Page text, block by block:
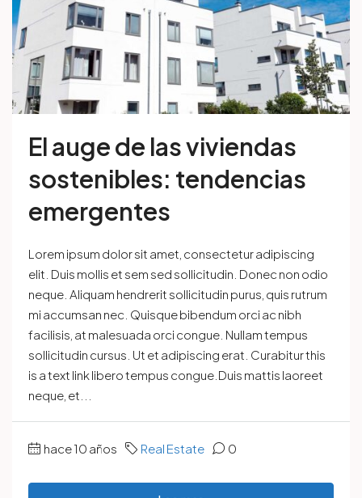
El auge de las viviendas
sostenibles: tendencias
emergentes
Lorem ipsum dolor sit amet, consectetur adipiscing
elit. Duis mollis et sem sed sollicitudin. Donec non odio
neque. Aliquam hendrerit sollicitudin purus, quis rutrum
mi accumsan nec. Quisque bibendum orci ac nibh
facilisis, at malesuada orci congue. Nullam tempus
sollicitudin cursus. Ut et adipiscing erat. Curabitur this
is a text link libero tempus congue.Duis mattis laoreet
neque, et...
hace 10 años Real Estate 0